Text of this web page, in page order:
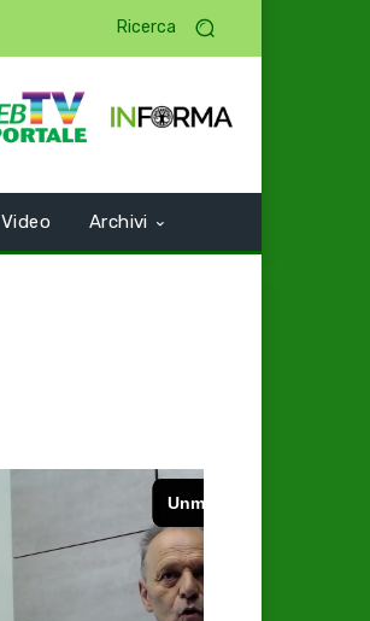
Ricerca
Video Archivi